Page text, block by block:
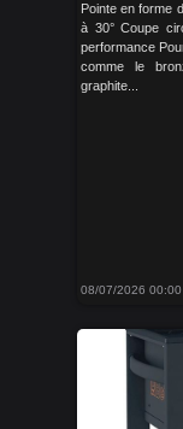
Pointe en forme
à 30° Coupe
performance
comme le
graphite...
08/07/2026 00:00